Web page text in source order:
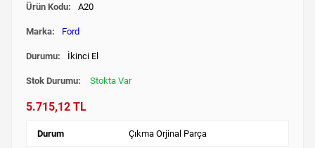
Ürün Kodu: A20
Marka: Ford
Durumu: İkinci El
Stok Durumu: Stokta Var
5.715,12 TL
Durum Çıkma Orjinal Parça